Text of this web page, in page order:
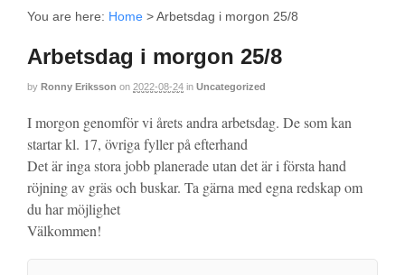
You are here: Home >Arbetsdag i morgon 25/8
Arbetsdag i morgon 25/8
by Ronny Eriksson on 2022-08-24 in Uncategorized
I morgon genomför vi årets andra arbetsdag. De som kan
startar kl. 17, övriga fyller på efterhand
Det är inga stora jobb planerade utan det är i första hand
röjning av gräs och buskar. Ta gärna med egna redskap om
du har möjlighet
Välkommen!